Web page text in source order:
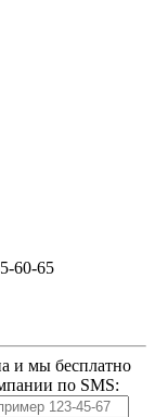
60-65
и мы бесплатно
по SMS: